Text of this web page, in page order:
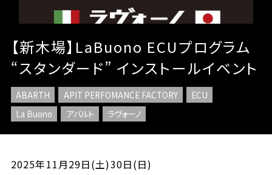
【新木場】LaBuono ECUプログラム
“スタンダード” インストールイベント
ABARTH APIT PERFOMANCE FACTORY
ECU
La Buono
アバルト ラヴォーノ
2025年11月29日(土)30日(日)